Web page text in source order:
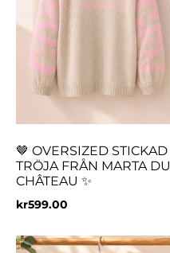
🤎 OVERSIZED STICKAD
TRÖJA FRÅN MARTA DU
CHÂTEAU ✨
kr599.00